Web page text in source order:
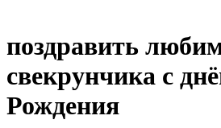
поздравить
свекрунчика с
Рождения